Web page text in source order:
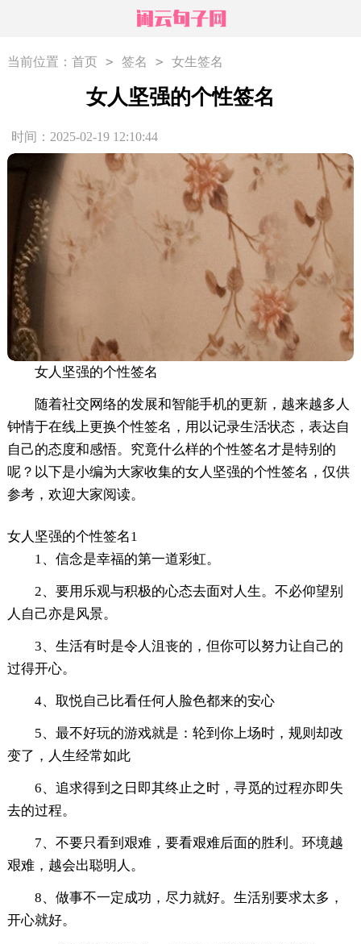
当前位置： 首页 > 签名 > 女生签名
女人坚强的个性签名
时间：2025-02-19 12:10:44
女人坚强的个性签名
随着社交网络的发展和智能手机的更新，越来越多人
钟情于在线上更换个性签名，用以记录生活状态，表达自
自己的态度和感悟。究竟什么样的个性签名才是特别的
呢？以下是小编为大家收集的女人坚强的个性签名，仅供
参考，欢迎大家阅读。
女人坚强的个性签名1
1、信念是幸福的第一道彩虹。
2、要用乐观与积极的心态去面对人生。不必仰望别
人自己亦是风景。
3、生活有时是令人沮丧的，但你可以努力让自己的
过得开心。
4、取悦自己比看任何人脸色都来的安心
5、最不好玩的游戏就是：轮到你上场时，规则却改
变了，人生经常如此
6、追求得到之日即其终止之时，寻觅的过程亦即失
去的过程。
7、不要只看到艰难，要看艰难后面的胜利。环境越
艰难，越会出聪明人。
8、做事不一定成功，尽力就好。生活别要求太多，
开心就好。